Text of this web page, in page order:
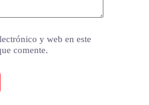
y web en este
comente.